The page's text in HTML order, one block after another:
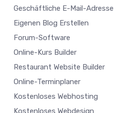
Geschäftliche E-Mail-Adresse
Eigenen Blog Erstellen
Forum-Software
Online-Kurs Builder
Restaurant Website Builder
Online-Terminplaner
Kostenloses Webhosting
Kostenloses Webdesign